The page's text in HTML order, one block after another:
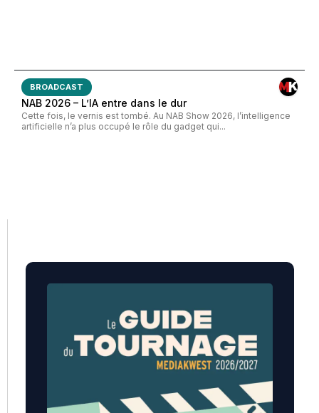
BROADCAST
NAB 2026 – L’IA entre dans le dur
Cette fois, le vernis est tombé. Au NAB Show 2026, l’intelligence
artificielle n’a plus occupé le rôle du gadget qui...